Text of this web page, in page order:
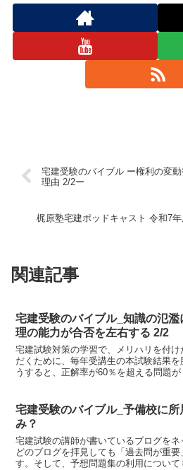
宅建受験のバイブル ー権利の変
理由 2/2ー
梶原塾宅建ポッドキャスト 令和7
関連記事
宅建受験のバイブル_知識の氾
理の能力が合否を左右する 2/2
宅建試験対策の学習で、メリハリを付
だくために、毎年受講生の本試験結果
うすると、正解率が60％を超える問題が
宅建受験のバイブル_予備校に
み？
宅建試験の講師が書いているブログをネ
どのブログを拝見しても「過去問が重
す。そして、予想問題集の利用につい